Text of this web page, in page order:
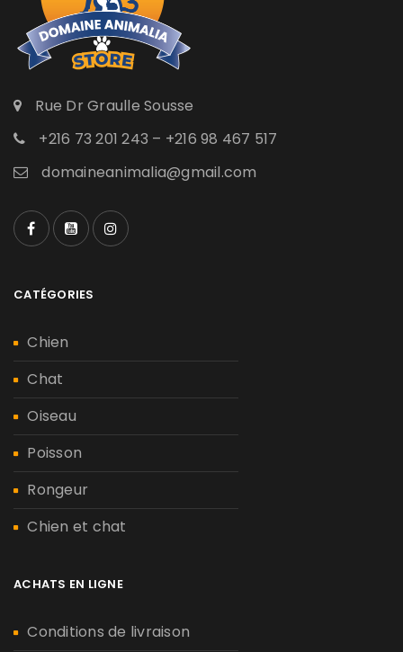
Rue Dr Graulle Sousse
+216 73 201 243 – +216 98 467 517
domaineanimalia@gmail.com
CATÉGORIES
Chien
Chat
Oiseau
Poisson
Rongeur
Chien et chat
ACHATS EN LIGNE
Conditions de livraison